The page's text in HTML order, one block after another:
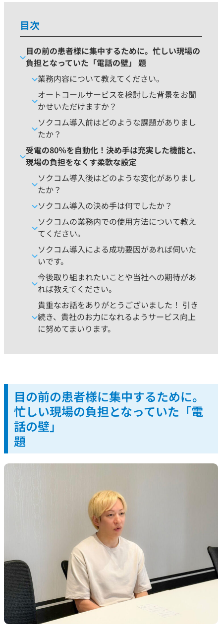
目次
目の前の患者様に集中するために。忙しい現場の
負担となっていた「電話の壁」 題
業務内容について教えてください。
オートコールサービスを検討した背景をお聞
かせいただけますか？
ソクコム導入前はどのような課題がありまし
たか？
受電の80％を自動化！決め手は充実した機能と、
現場の負担をなくす柔軟な設定
ソクコム導入後はどのような変化がありまし
たか？
ソクコム導入の決め手は何でしたか？
ソクコムの業務内での使用方法について教え
てください。
ソクコム導入による成功要因があれば伺いた
いです。
今後取り組まれたいことや当社への期待があ
れば教えてください。
貴重なお話をありがとうございました！ 引き
続き、貴社のお力になれるようサービス向上
に努めてまいります。
目の前の患者様に集中するために。
忙しい現場の負担となっていた「電
話の壁」
題